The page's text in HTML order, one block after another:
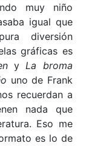
muy niño
igual que
diversión
gráficas es
yLa broma
uno de Frank
recuerdan a
nada que
Eso me
es lo de